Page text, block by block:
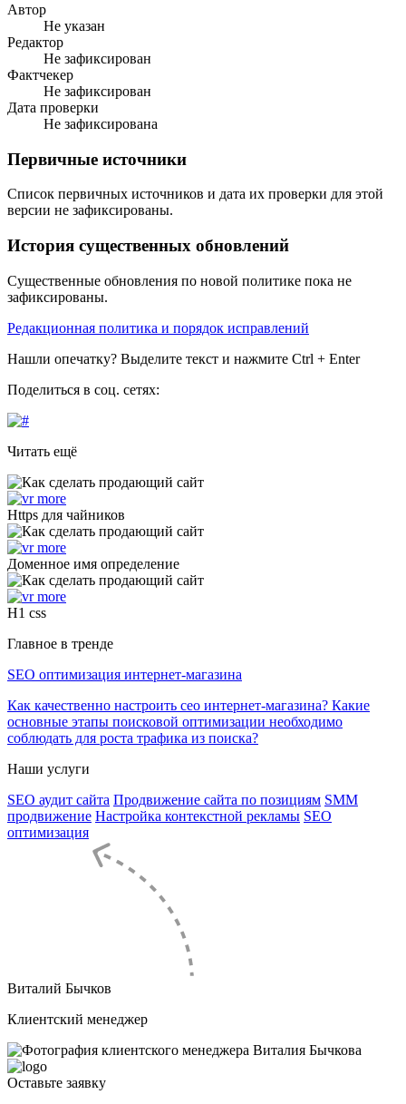
Автор
Не указан
Редактор
Не зафиксирован
Фактчекер
Не зафиксирован
Дата проверки
Не зафиксирована
Первичные источники
Список первичных источников и дата их проверки для этой
версии не зафиксированы.
История существенных обновлений
Существенные обновления по новой политике пока не
зафиксированы.
Редакционная политика и порядок исправлений
Нашли опечатку? Выделите текст и нажмите Ctrl + Enter
Поделиться в соц. сетях:
Читать ещё
Https для чайников
Доменное имя определение
H1 css
Главное в тренде
SEO оптимизация интернет-магазина
Как качественно настроить сео интернет-магазина? Какие
основные этапы поисковой оптимизации необходимо
соблюдать для роста трафика из поиска?
Наши услуги
SEO аудит сайта Продвижение сайта по позициям SMM
продвижение Настройка контекстной рекламы SEO
оптимизация
Виталий Бычков
Клиентский менеджер
Оставьте заявку